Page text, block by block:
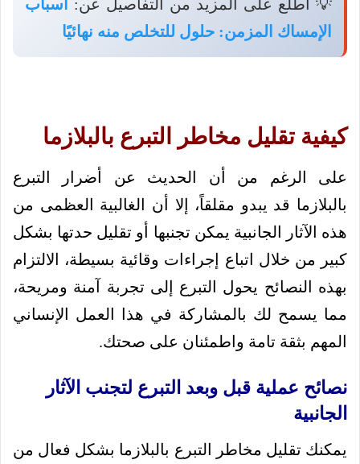
💡 اطلع على المزيد من التفاصيل عن:
أسباب
الإمساك المزمن: حلول للتخلص منه نهائيًا
كيفية تقليل مخاطر التبرع بالبلازما
على الرغم من أن الحديث عن أضرار التبرع
بالبلازما قد يبدو مقلقاً، إلا أن الغالبية العظمى من
هذه الآثار الجانبية يمكن تجنبها أو تقليل حدتها بشكل
كبير من خلال اتباع إجراءات وقائية بسيطة، الالتزام
بهذه النصائح يحول التبرع إلى تجربة آمنة ومريحة،
مما يسمح لك بالمشاركة في هذا العمل الإنساني
المهم بثقة تامة واطمئنان على صحتك.
نصائح عملية قبل وبعد التبرع لتجنب الآثار
الجانبية
يمكنك تقليل مخاطر التبرع بالبلازما بشكل فعال من